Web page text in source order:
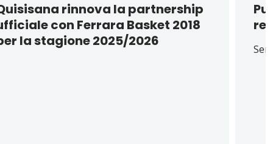
rinnova la partnership
con Ferrara Basket 2018
la stagione 2025/2026